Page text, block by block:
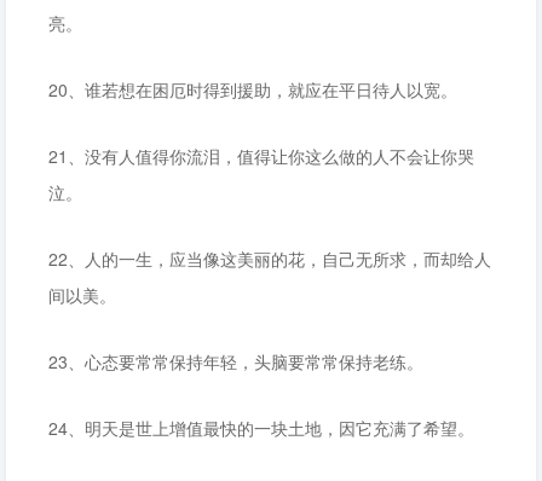
亮。
20、谁若想在困厄时得到援助，就应在平日待人以宽。
21、没有人值得你流泪，值得让你这么做的人不会让你哭
泣。
22、人的一生，应当像这美丽的花，自己无所求，而却给人
间以美。
23、心态要常常保持年轻，头脑要常常保持老练。
24、明天是世上增值最快的一块土地，因它充满了希望。